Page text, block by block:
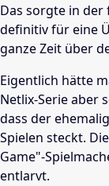
Das sorgte in der
definitiv für eine
ganze Zeit über
Eigentlich hätte
Netlix-Serie aber
dass der
Spielen steckt.
Game"-
entlarvt.